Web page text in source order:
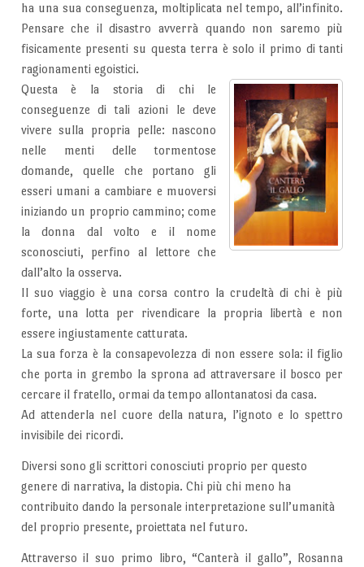
ha una sua conseguenza, moltiplicata nel tempo, all’infinito.
Pensare che il disastro avverrà quando non saremo più
fisicamente presenti su questa terra è solo il primo di tanti
ragionamenti egoistici.
Questa è la storia di chi le
conseguenze di tali azioni le deve
vivere sulla propria pelle: nascono
nelle menti delle tormentose
domande, quelle che portano gli
esseri umani a cambiare e muoversi
iniziando un proprio cammino; come
la donna dal volto e il nome
sconosciuti, perfino al lettore che
dall’alto la osserva.
Il suo viaggio è una corsa contro la crudeltà di chi è più
forte, una lotta per rivendicare la propria libertà e non
essere ingiustamente catturata.
La sua forza è la consapevolezza di non essere sola: il figlio
che porta in grembo la sprona ad attraversare il bosco per
cercare il fratello, ormai da tempo allontanatosi da casa.
Ad attenderla nel cuore della natura, l’ignoto e lo spettro
invisibile dei ricordi.
Diversi sono gli scrittori conosciuti proprio per questo
genere di narrativa, la distopia. Chi più chi meno ha
contribuito dando la personale interpretazione sull’umanità
del proprio presente, proiettata nel futuro.
Attraverso il suo primo libro, “Canterà il gallo”, Rosanna